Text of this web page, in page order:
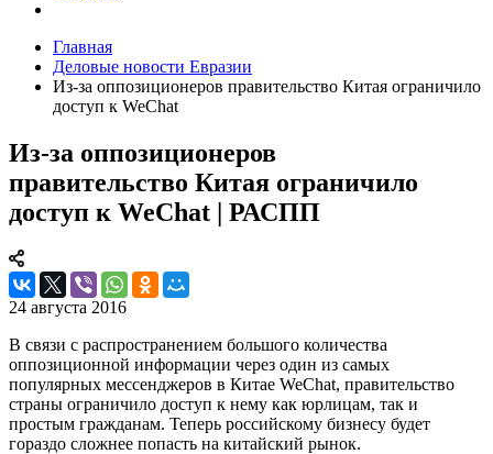
Главная
Деловые новости Евразии
Из-за оппозиционеров правительство Китая ограничило
доступ к WeChat
Из-за оппозиционеров
правительство Китая ограничило
доступ к WeChat | РАСПП
24 августа 2016
В связи с распространением большого количества
оппозиционной информации через один из самых
популярных мессенджеров в Китае WeChat, правительство
страны ограничило доступ к нему как юрлицам, так и
простым гражданам. Теперь российскому бизнесу будет
гораздо сложнее попасть на китайский рынок.